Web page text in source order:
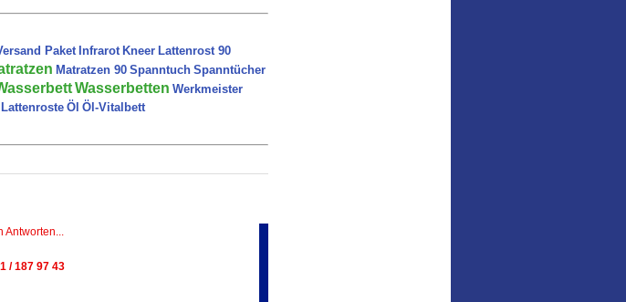
Paket Infrarot Kneer Lattenrost 90
Matratzen 90 Spanntuch Spanntücher
Wasserbetten Werkmeister
Lattenroste Öl Öl-Vitalbett
Antworten...
/ 187 97 43